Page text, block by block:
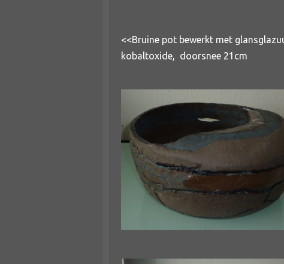
<<Bruine pot bewerkt met
kobaltoxide, doorsnee 21cm